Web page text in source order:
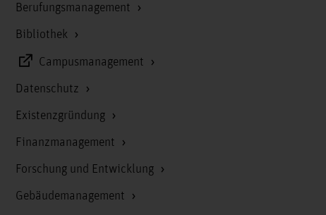
Berufungsmanagement
Bibliothek
Campusmanagement
Datenschutz
Existenzgründung
Finanzmanagement
Forschung und Entwicklung
Gebäudemanagement